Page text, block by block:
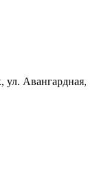
ул. Авангардная,